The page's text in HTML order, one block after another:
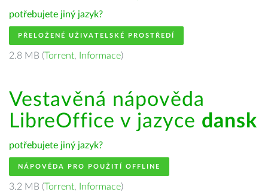
potřebujete jiný jazyk?
PŘELOŽENÉ UŽIVATELSKÉ PROSTŘEDÍ
2.8 MB (Torrent, Informace)
Vestavěná nápověda
LibreOffice v jazyce dansk
potřebujete jiný jazyk?
NÁPOVĚDA PRO POUŽITÍ OFFLINE
3.2 MB (Torrent, Informace)